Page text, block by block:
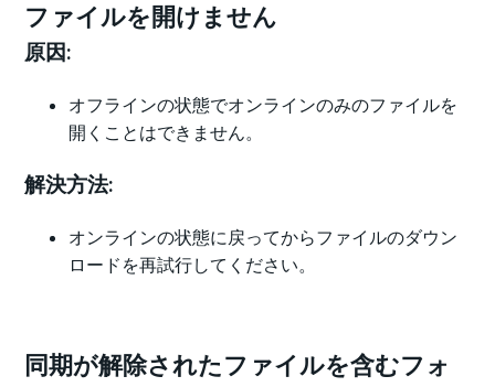
ファイルを開けません
原因:
オフラインの状態でオンラインのみのファイルを
開くことはできません。
解決方法:
オンラインの状態に戻ってからファイルのダウン
ロードを再試行してください。
同期が解除されたファイルを含むフォ